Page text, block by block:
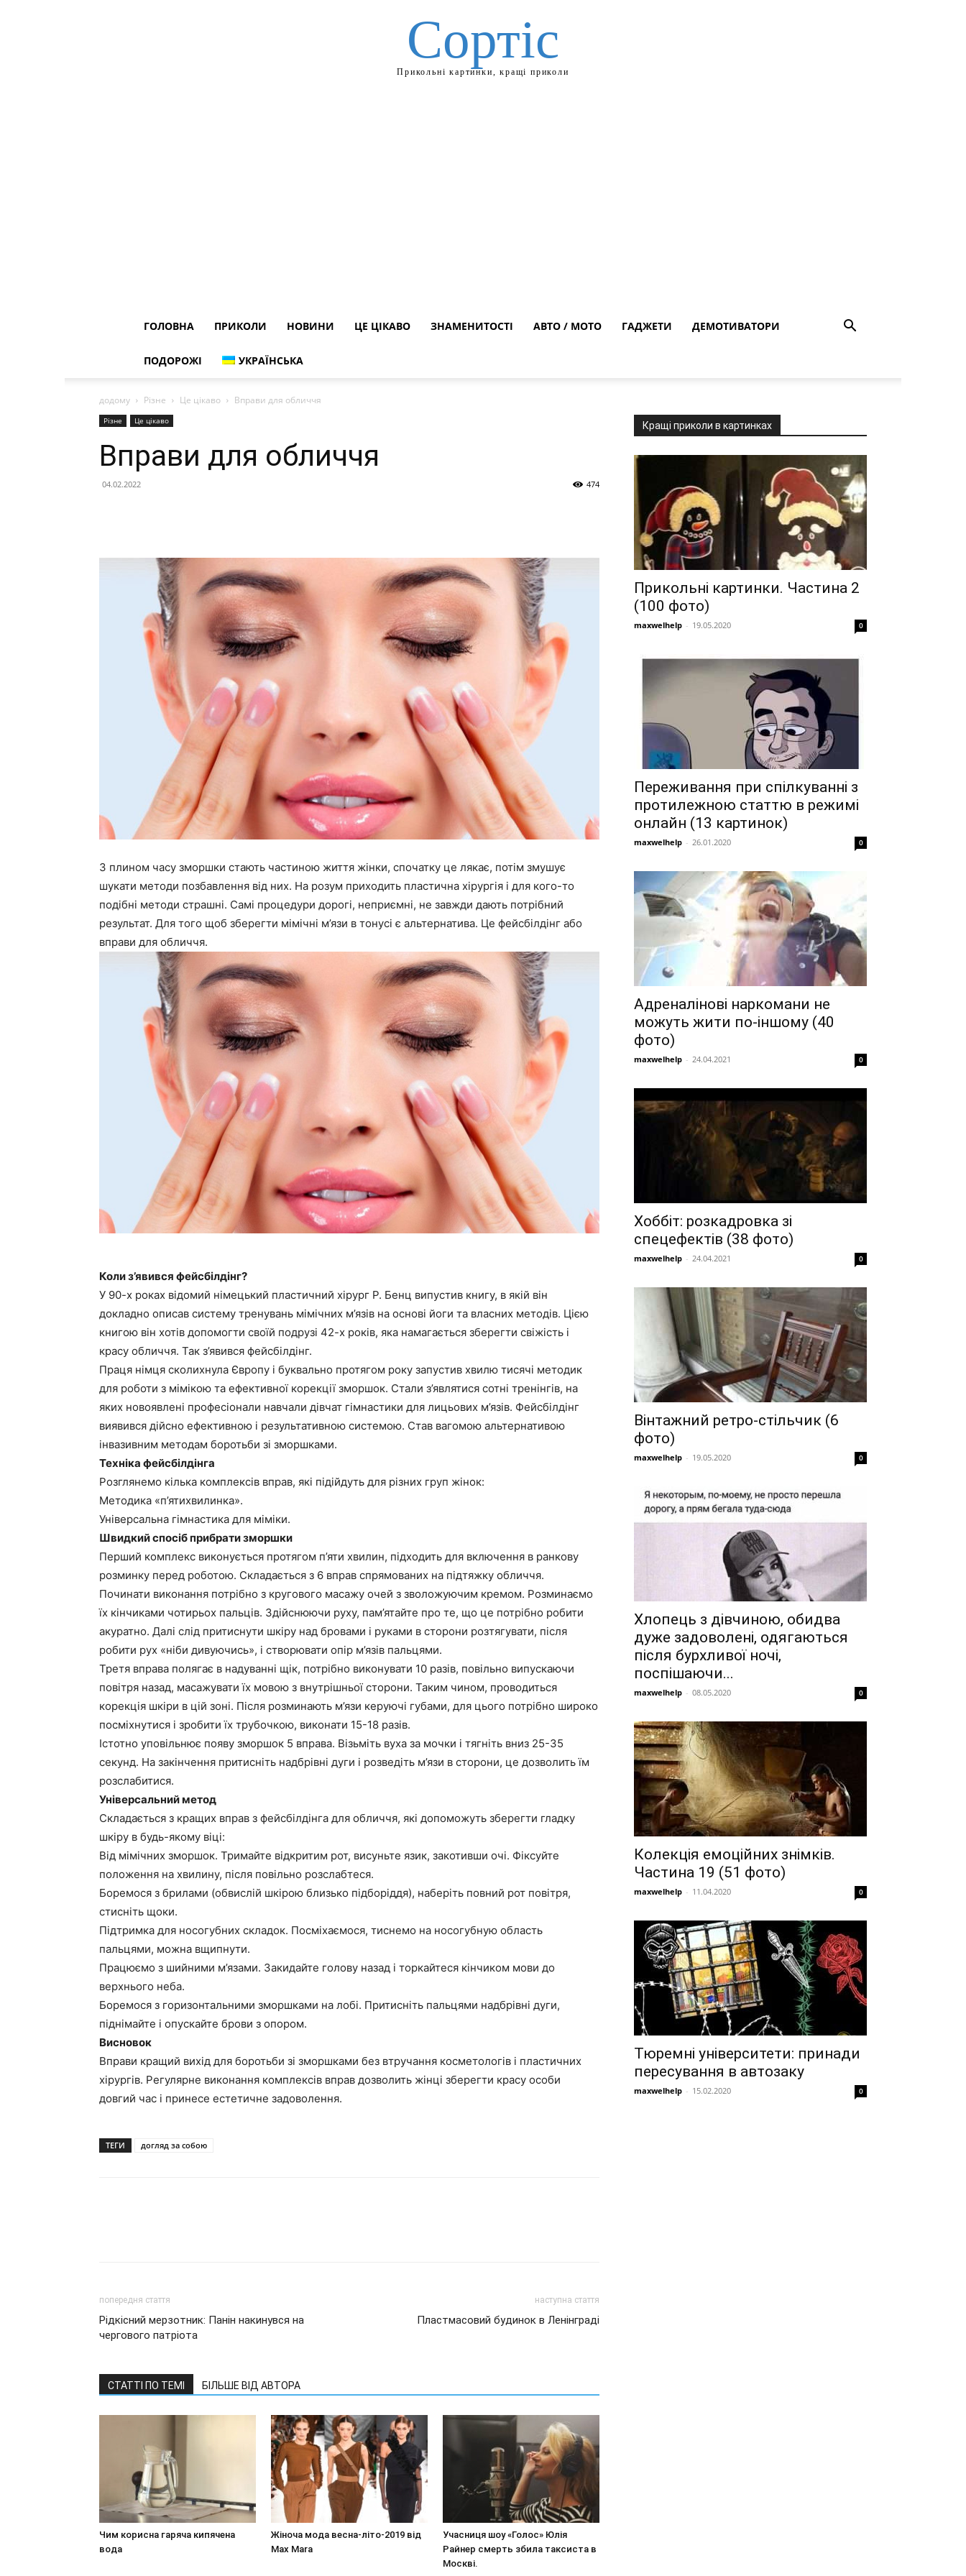
Сортіс
Прикольні картинки, кращі приколи
ГОЛОВНА ПРИКОЛИ НОВИНИ ЦЕ ЦІКАВО ЗНАМЕНИТОСТІ АВТО / МОТО ГАДЖЕТИ ДЕМОТИВАТОРИ
ПОДОРОЖІ УКРАЇНСЬКА
додому Різне Це цікаво Вправи для обличчя
Різне Це цікаво
Вправи для обличчя
04.02.2022 474
З плином часу зморшки стають частиною життя жінки, спочатку це лякає, потім змушує
шукати методи позбавлення від них. На розум приходить пластична хірургія і для кого-то
подібні методи страшні. Самі процедури дорогі, неприємні, не завжди дають потрібний
результат. Для того щоб зберегти мімічні м’язи в тонусі є альтернатива. Це фейсбілдінг або
вправи для обличчя.
Коли з’явився фейсбілдінг?
У 90-х роках відомий німецький пластичний хірург Р. Бенц випустив книгу, в якій він
докладно описав систему тренувань мімічних м’язів на основі йоги та власних методів. Цією
книгою він хотів допомогти своїй подрузі 42-х років, яка намагається зберегти свіжість і
красу обличчя. Так з’явився фейсбілдінг.
Праця німця сколихнула Європу і буквально протягом року запустив хвилю тисячі методик
для роботи з мімікою та ефективної корекції зморшок. Стали з’являтися сотні тренінгів, на
яких новоявлені професіонали навчали дівчат гімнастики для лицьових м’язів. Фейсбілдінг
виявився дійсно ефективною і результативною системою. Став вагомою альтернативою
інвазивним методам боротьби зі зморшками.
Техніка фейсбілдінга
Розглянемо кілька комплексів вправ, які підійдуть для різних груп жінок:
Методика «п’ятихвилинка».
Універсальна гімнастика для міміки.
Швидкий спосіб прибрати зморшки
Перший комплекс виконується протягом п’яти хвилин, підходить для включення в ранкову
розминку перед роботою. Складається з 6 вправ спрямованих на підтяжку обличчя.
Починати виконання потрібно з кругового масажу очей з зволожуючим кремом. Розминаємо
їх кінчиками чотирьох пальців. Здійснюючи руху, пам’ятайте про те, що це потрібно робити
акуратно. Далі слід притиснути шкіру над бровами і руками в сторони розтягувати, після
робити рух «ніби дивуючись», і створювати опір м’язів пальцями.
Третя вправа полягає в надуванні щік, потрібно виконувати 10 разів, повільно випускаючи
повітря назад, масажувати їх мовою з внутрішньої сторони. Таким чином, проводиться
корекція шкіри в цій зоні. Після розминають м’язи керуючі губами, для цього потрібно широко
посміхнутися і зробити їх трубочкою, виконати 15-18 разів.
Істотно уповільнює появу зморшок 5 вправа. Візьміть вуха за мочки і тягніть вниз 25-35
секунд. На закінчення притисніть надбрівні дуги і розведіть м’язи в сторони, це дозволить їм
розслабитися.
Універсальний метод
Складається з кращих вправ з фейсбілдінга для обличчя, які допоможуть зберегти гладку
шкіру в будь-якому віці:
Від мімічних зморшок. Тримайте відкритим рот, висуньте язик, закотивши очі. Фіксуйте
положення на хвилину, після повільно розслабтеся.
Боремося з брилами (обвислій шкірою близько підборіддя), наберіть повний рот повітря,
стисніть щоки.
Підтримка для носогубних складок. Посміхаємося, тиснемо на носогубную область
пальцями, можна вщипнути.
Працюємо з шийними м’язами. Закидайте голову назад і торкайтеся кінчиком мови до
верхнього неба.
Боремося з горизонтальними зморшками на лобі. Притисніть пальцями надбрівні дуги,
піднімайте і опускайте брови з опором.
Висновок
Вправи кращий вихід для боротьби зі зморшками без втручання косметологів і пластичних
хірургів. Регулярне виконання комплексів вправ дозволить жінці зберегти красу особи
довгий час і принесе естетичне задоволення.
ТЕГИ догляд за собою
попередня стаття
Рідкісний мерзотник: Панін накинувся на
чергового патріота
наступна стаття
Пластмасовий будинок в Ленінграді
СТАТТІ ПО ТЕМІ БІЛЬШЕ ВІД АВТОРА
Чим корисна гаряча кипячена
вода
Жіноча мода весна-літо-2019 від
Max Mara
Учасниця шоу «Голос» Юлія
Райнер смерть збила таксиста в
Москві.
Кращі приколи в картинках
Прикольні картинки. Частина 2
(100 фото)
maxwelhelp - 19.05.2020 0
Переживання при спілкуванні з
протилежною статтю в режимі
онлайн (13 картинок)
maxwelhelp - 26.01.2020 0
Адреналінові наркомани не
можуть жити по-іншому (40
фото)
maxwelhelp - 24.04.2021 0
Хоббіт: розкадровка зі
спецефектів (38 фото)
maxwelhelp - 24.04.2021 0
Вінтажний ретро-стільчик (6
фото)
maxwelhelp - 19.05.2020 0
Хлопець з дівчиною, обидва
дуже задоволені, одягаються
після бурхливої ночі,
поспішаючи...
maxwelhelp - 08.05.2020 0
Колекція емоційних знімків.
Частина 19 (51 фото)
maxwelhelp - 11.04.2020 0
Тюремні університети: принади
пересування в автозаку
maxwelhelp - 15.02.2020 0